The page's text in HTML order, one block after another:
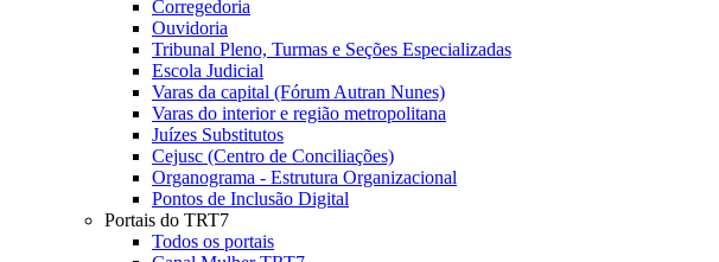
Corregedoria
Ouvidoria
Tribunal Pleno, Turmas e Seções Especializadas
Escola Judicial
Varas da capital (Fórum Autran Nunes)
Varas do interior e região metropolitana
Juízes Substitutos
Cejusc (Centro de Conciliações)
Organograma - Estrutura Organizacional
Pontos de Inclusão Digital
Portais do TRT7
Todos os portais